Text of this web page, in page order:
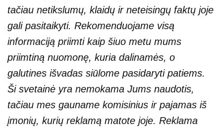
tačiau netikslumų, klaidų ir neteisingų faktų joje
gali pasitaikyti. Rekomenduojame visą
informaciją priimti kaip šiuo metu mums
priimtiną nuomonę, kuria dalinamės, o
galutines išvadas siūlome pasidaryti patiems.
Ši svetainė yra nemokama Jums naudotis,
tačiau mes gauname komisinius ir pajamas iš
įmonių, kurių reklamą matote joje. Reklama